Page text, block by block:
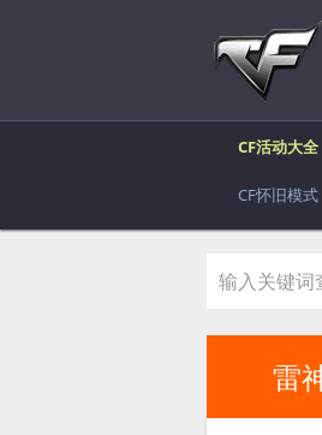
CF活动大全
CF怀旧模式
雷